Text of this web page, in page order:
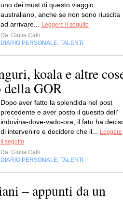
uno dei must di questo viaggio
australiano, anche se non sono riuscita
ad arrivare...
Leggere il seguito
Da Giulia Calli
DIARIO PERSONALE TALENTI
koala e altre
della GOR
Dopo aver fatto la splendida nel post
precedente e aver posto il quesito dell'
indovina-dove-vado-ora, il fato ha
di intervenire e decidere che il...
Leggere
il seguito
Da Giulia Calli
DIARIO PERSONALE TALENTI
– appunti da un